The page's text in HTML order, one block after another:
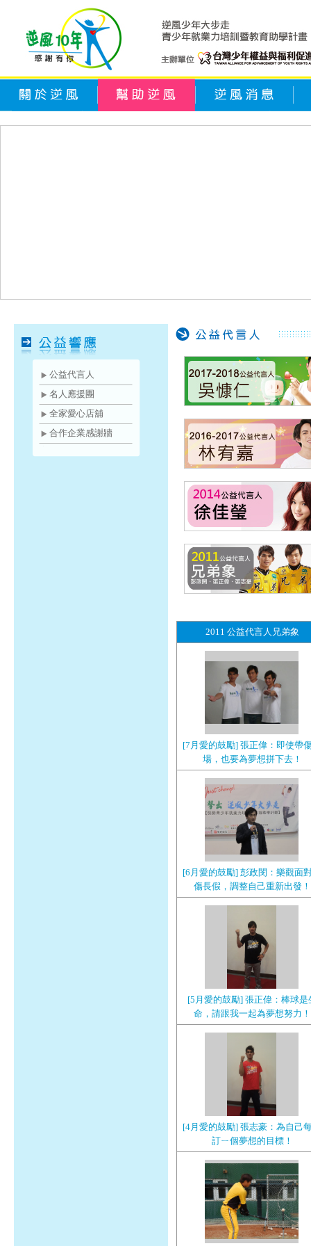
公益代言人
名人應援團
全家愛心店舖
合作企業感謝牆
2011 公益代言人兄弟象
[7月愛的鼓勵] 張正偉：即使帶
場，也要為夢想拼下去！
[6月愛的鼓勵] 彭政閔：樂觀面
傷長假，調整自己重新出發！
[5月愛的鼓勵] 張正偉：棒球是
命，請跟我一起為夢想努力！
[4月愛的鼓勵] 張志豪：為自己
訂ㄧ個夢想的目標！